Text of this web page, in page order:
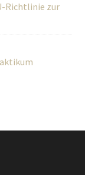
Richtlinie zur